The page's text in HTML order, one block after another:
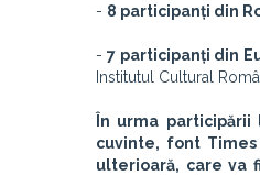
- 8 participanți din
-7 participanți din
Institutul Cultural
În urma
cuvinte, font Times
ulterioară, care va